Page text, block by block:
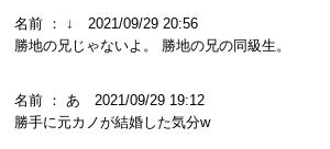
名前 ： ↓ 2021/09/29 20:56
勝地の兄じゃないよ。 勝地の兄の同級生。
名前 ： あ 2021/09/29 19:12
勝手に元カノが結婚した気分w